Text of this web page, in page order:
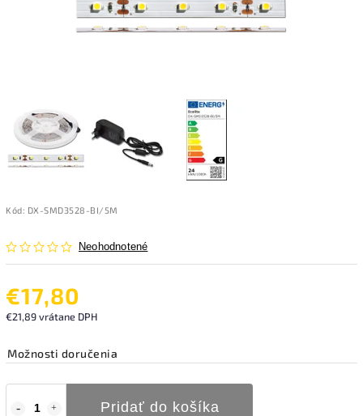
Kód: DX-SMD3528-BI/5M
Neohodnotené
€17,80
€21,89 vrátane DPH
Možnosti doručenia
Pridať do košíka